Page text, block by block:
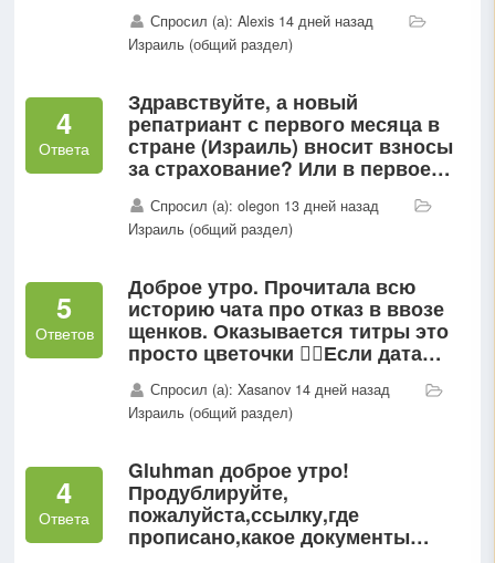
сожалению, ей уже 30...
Спросил (а): Alexis 14 дней назад
Израиль (общий раздел)
4
Ответа
Здравствуйте, а новый
репатриант с первого месяца в
стране (Израиль) вносит взносы
за страхование? Или в первое
бесплатное?
Спросил (а): olegon 13 дней назад
Израиль (общий раздел)
5
Ответов
Доброе утро. Прочитала всю
историю чата про отказ в ввозе
щенков. Оказывается титры это
просто цветочки 🤦‍♀️Если дата
20 дней щенка для БГ это точно
редфлаг?
Спросил (а): Xasanov 14 дней назад
Израиль (общий раздел)
4
Ответа
Gluhman доброе утро!
Продублируйте,
пожалуйста,ссылку,где
прописано,какое документы